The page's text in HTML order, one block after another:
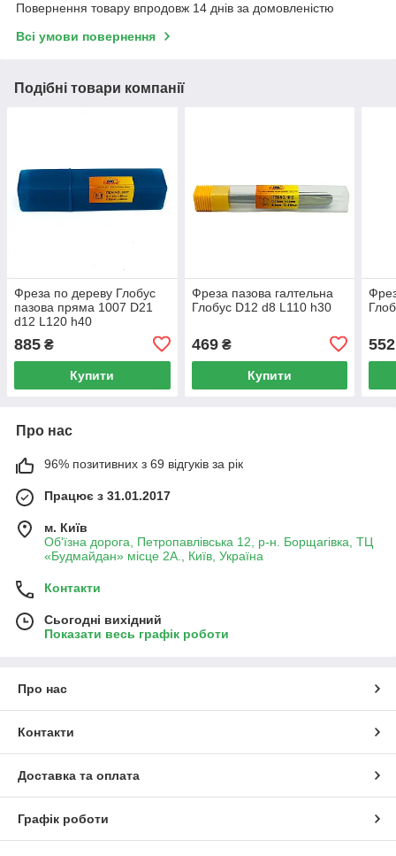
Повернення товару впродовж 14 днів за домовленістю
Всі умови повернення
Подібні товари компанії
Фреза по дереву Глобус
пазова пряма 1007 D21
d12 L120 h40
885 ₴
Купити
Фреза пазова галтельна
Глобус D12 d8 L110 h30
469₴
Купити
552
Про нас
96% позитивних з 69 відгуків за рік
Працює з 31.01.2017
м. Київ
Об'їзна дорога, Петропавлівська 12, р-н. Борщагівка, ТЦ
«Будмайдан» місце 2А., Київ, Україна
Контакти
Сьогодні вихідний
Показати весь графік роботи
Про нас
Контакти
Доставка та оплата
Графік роботи